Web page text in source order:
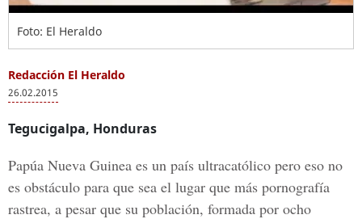
Foto: El Heraldo
Redacción El Heraldo
26.02.2015
Tegucigalpa, Honduras
Papúa Nueva Guinea es un país ultracatólico pero eso no
es obstáculo para que sea el lugar que más pornografía
rastrea, a pesar que su población, formada por ocho